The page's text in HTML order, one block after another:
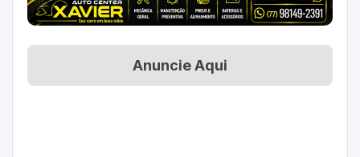
Anuncie Aqui